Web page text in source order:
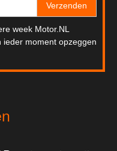
Verzenden
week Motor.NL
ieder moment opzeggen